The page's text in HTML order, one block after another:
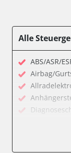
Alle
ABS/ASR/
Airbag/